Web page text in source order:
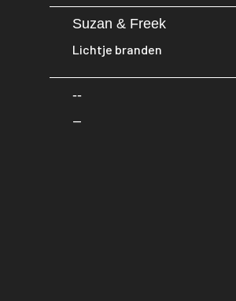
Suzan & Freek
Lichtje branden
--
--